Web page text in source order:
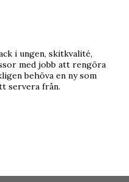
i ungen, skitkvalité,
med jobb att rengöra
behöva en ny som
servera från.